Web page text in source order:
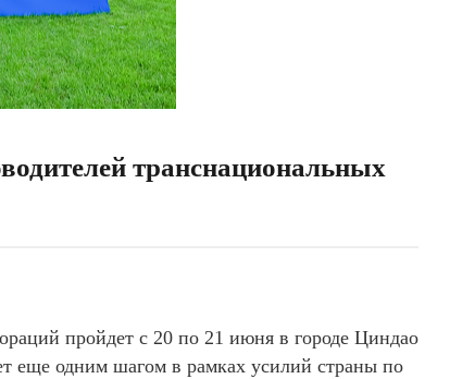
транснациональных
пройдет с 20 по 21 июня в городе Циндао
еще одним шагом в рамках усилий страны по